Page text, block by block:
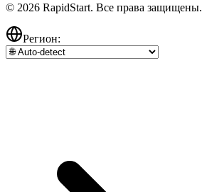
© 2026 RapidStart. Все права защищены.
Регион: